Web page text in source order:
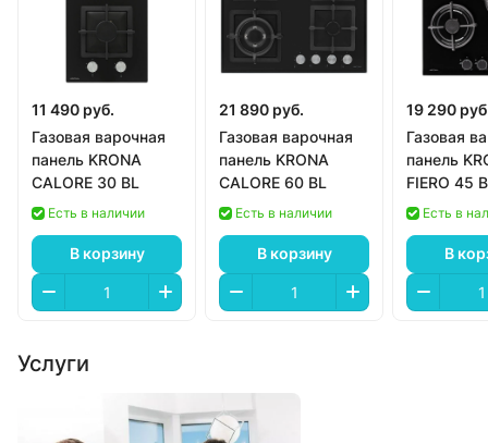
11 490 руб.
Газовая варочная
панель KRONA
CALORE 30 BL
Есть в наличии
В корзину
21 890 руб.
Газовая варочная
панель KRONA
CALORE 60 BL
Есть в наличии
В корзину
19 290
Газовая
панель
FIERO 45
Есть в
В
Услуги